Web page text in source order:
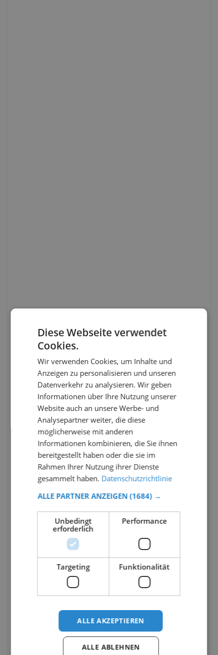
Diese Webseite verwendet
Cookies.
Wir verwenden Cookies, um Inhalte und
Anzeigen zu personalisieren und unseren
Datenverkehr zu analysieren. Wir geben
Informationen über Ihre Nutzung unserer
Website auch an unsere Werbe- und
Analysepartner weiter, die diese
möglicherweise mit anderen
Informationen kombinieren, die Sie ihnen
bereitgestellt haben oder die sie im
Rahmen Ihrer Nutzung ihrer Dienste
gesammelt haben. Datenschutzrichtlinie
ALLE PARTNER ANZEIGEN (1684) →
Unbedingt
erforderlich
Performance
Targeting Funktionalität
ALLE AKZEPTIEREN
ALLE ABLEHNEN